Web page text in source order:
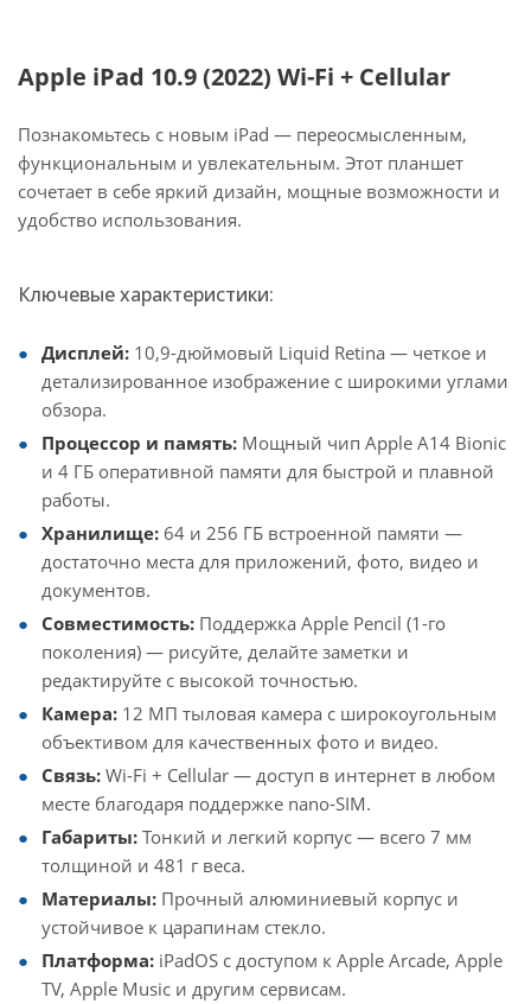
Apple iPad 10.9 (2022) Wi-Fi + Cellular
Познакомьтесь с новым iPad — переосмысленным,
функциональным и увлекательным. Этот планшет
сочетает в себе яркий дизайн, мощные возможности и
удобство использования.
Ключевые характеристики:
Дисплей: 10,9-дюймовый Liquid Retina — четкое и
детализированное изображение с широкими углами
обзора.
Процессор и память: Мощный чип Apple A14 Bionic
и 4 ГБ оперативной памяти для быстрой и плавной
работы.
Хранилище: 64 и 256 ГБ встроенной памяти —
достаточно места для приложений, фото, видео и
документов.
Совместимость: Поддержка Apple Pencil (1-го
поколения) — рисуйте, делайте заметки и
редактируйте с высокой точностью.
Камера: 12 МП тыловая камера с широкоугольным
объективом для качественных фото и видео.
Связь: Wi-Fi + Cellular — доступ в интернет в любом
месте благодаря поддержке nano-SIM.
Габариты: Тонкий и легкий корпус — всего 7 мм
толщиной и 481 г веса.
Материалы: Прочный алюминиевый корпус и
устойчивое к царапинам стекло.
Платформа: iPadOS с доступом к Apple Arcade, Apple
TV, Apple Music и другим сервисам.